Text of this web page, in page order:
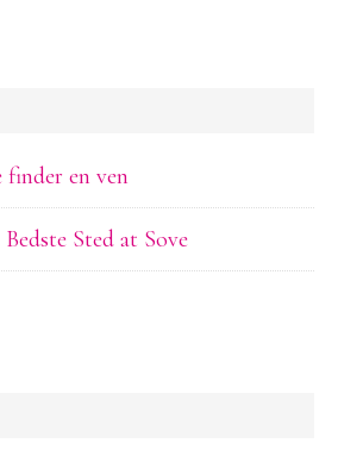
en ven
Sted at Sove